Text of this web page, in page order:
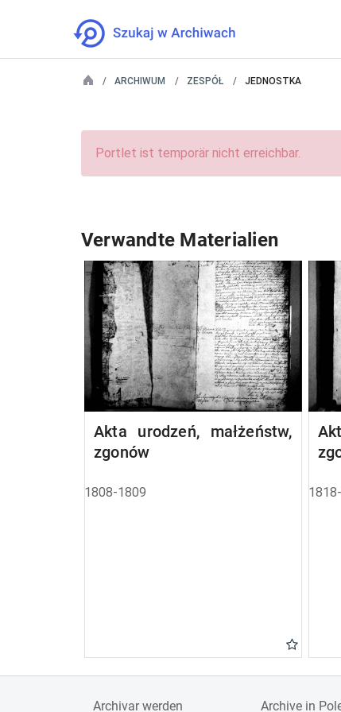
ARCHIWUM ZESPÓŁ JEDNOSTKA
Portlet ist temporär nicht erreichbar.
Verwandte Materialien
Akta urodzeń, małżeństw,
zgonów
1808-1809
Archivar werden Archive in